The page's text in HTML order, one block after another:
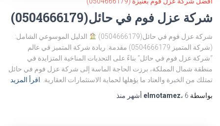
شركة عزل فوم في حائل(0504666179)
شركة عزل فوم في حائل(0504666179)
الدليل الموسوعي الشامل:
(شركة المتميز 0504666179) مقدمة: ريادة شركة المتميز في عالم
“شركة عزل فوم في حائل“ بناءً على التحديات المناخية المتزايدة في
منطقة شمال المملكة، برزت الحاجة الماسة إلى شركة عزل فوم في حائل
تمتلك من الخبرة والعتاد ما يؤهلها لحماية الاستثمارات العقارية.
اقرأ المزيد
بواسطة
elmotamez، 6 أشهر منذ